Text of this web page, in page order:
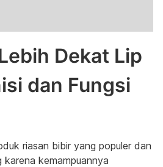
Dekat Lip
dan Fungsi
riasan bibir yang populer dan
kemampuannya